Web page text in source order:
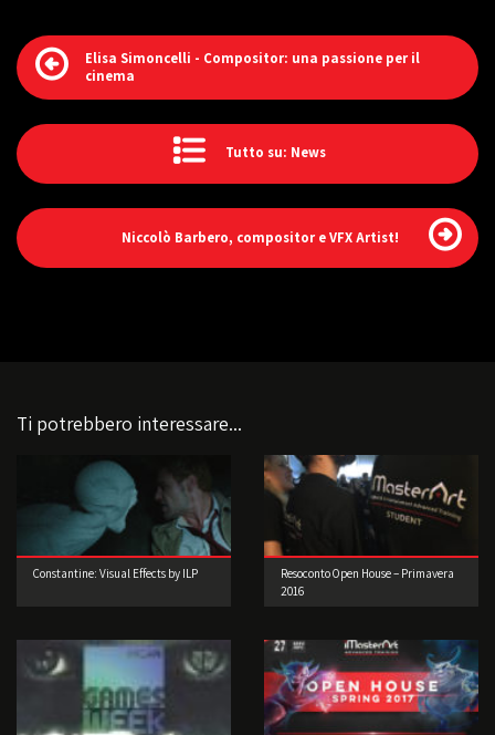
Elisa Simoncelli - Compositor: una passione per il
cinema
Tutto su: News
Niccolò Barbero, compositor e VFX Artist!
Ti potrebbero interessare...
Constantine: Visual Effects by ILP
Resoconto Open House – Primavera
2016